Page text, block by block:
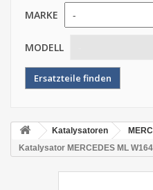
MARKE
MODELL
Katalysatoren
Katalysator MERCEDES ML